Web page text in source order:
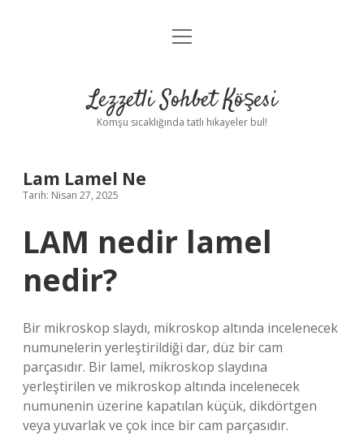
Anasayfa
Yasal Uyarı
menüyü
Lezzetli Sohbet Köşesi
Komşu sıcaklığında tatlı hikayeler bul!
Lam Lamel Ne
Tarih: Nisan 27, 2025
LAM nedir lamel
nedir?
Bir mikroskop slaydı, mikroskop altında incelenecek
numunelerin yerleştirildiği dar, düz bir cam
parçasıdır. Bir lamel, mikroskop slaydına
yerleştirilen ve mikroskop altında incelenecek
numunenin üzerine kapatılan küçük, dikdörtgen
veya yuvarlak ve çok ince bir cam parçasıdır.